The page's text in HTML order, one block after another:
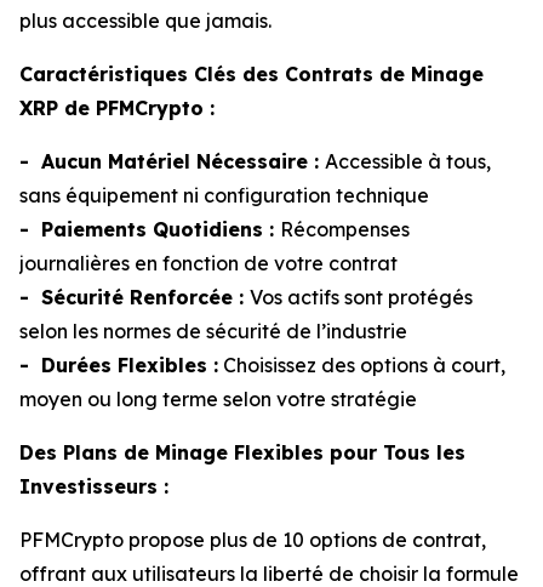
plus accessible que jamais.
Caractéristiques Clés des Contrats de Minage
XRP de PFMCrypto :
- Aucun Matériel Nécessaire : Accessible à tous,
sans équipement ni configuration technique
- Paiements Quotidiens : Récompenses
journalières en fonction de votre contrat
- Sécurité Renforcée : Vos actifs sont protégés
selon les normes de sécurité de l’industrie
- Durées Flexibles : Choisissez des options à court,
moyen ou long terme selon votre stratégie
Des Plans de Minage Flexibles pour Tous les
Investisseurs :
PFMCrypto propose plus de 10 options de contrat,
offrant aux utilisateurs la liberté de choisir la formule